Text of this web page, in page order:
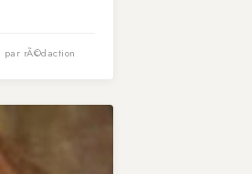
rÃ©daction